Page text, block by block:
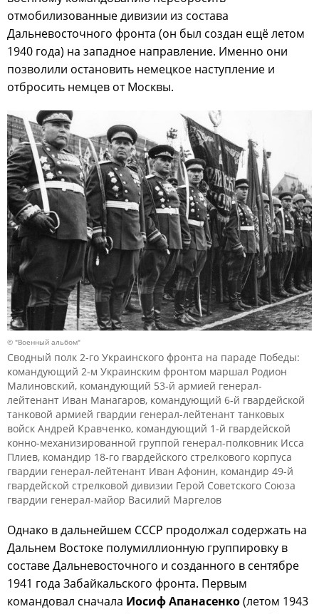
отмобилизованные дивизии из состава
Дальневосточного фронта (он был создан ещё летом
1940 года) на западное направление. Именно они
позволили остановить немецкое наступление и
отбросить немцев от Москвы.
© "Военный альбом"
Сводный полк 2-го Украинского фронта на параде Победы:
командующий 2-м Украинским фронтом маршал Родион
Малиновский, командующий 53-й армией генерал-
лейтенант Иван Манагаров, командующий 6-й гвардейской
танковой армией гвардии генерал-лейтенант танковых
войск Андрей Кравченко, командующий 1-й гвардейской
конно-механизированной группой генерал-полковник Исса
Плиев, командир 18-го гвардейского стрелкового корпуса
гвардии генерал-лейтенант Иван Афонин, командир 49-й
гвардейской стрелковой дивизии Герой Советского Союза
гвардии генерал-майор Василий Маргелов
Однако в дальнейшем СССР продолжал содержать на
Дальнем Востоке полумиллионную группировку в
составе Дальневосточного и созданного в сентябре
1941 года Забайкальского фронта. Первым
командовал сначала Иосиф Апанасенко(летом 1943